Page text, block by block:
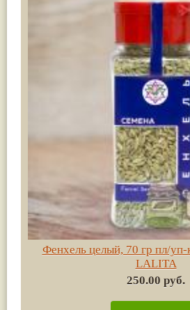
Фенхель целый, 70 гр пл/
LALITA
250.00 руб.